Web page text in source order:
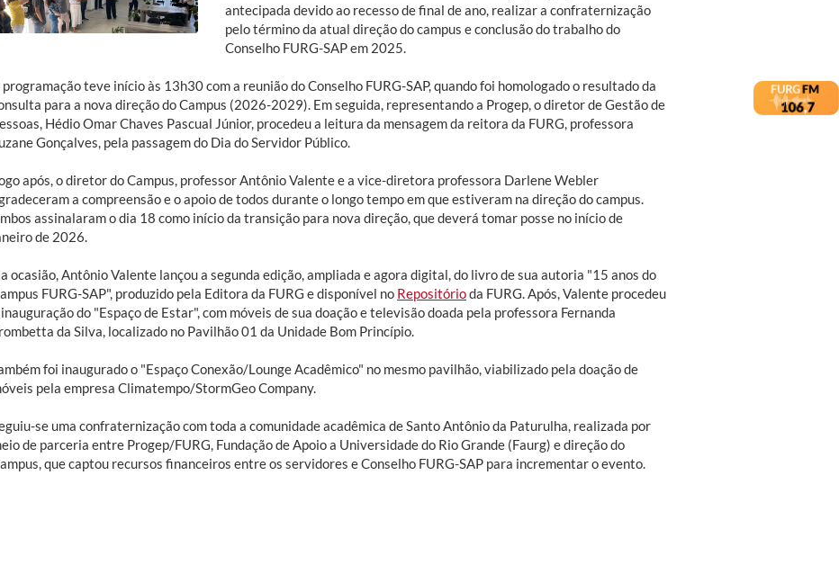
antecipada devido ao recesso de final de ano, realizar a confraternização
pelo término da atual direção do campus e conclusão do trabalho do
Conselho FURG-SAP em 2025.
programação teve início às 13h30 com a reunião do Conselho FURG-SAP, quando foi homologado o resultado da
para a nova direção do Campus (2026-2029). Em seguida, representando a Progep, o diretor de Gestão de
Hédio Omar Chaves Pascual Júnior, procedeu a leitura da mensagem da reitora da FURG, professora
Gonçalves, pela passagem do Dia do Servidor Público.
após, o diretor do Campus, professor Antônio Valente e a vice-diretora professora Darlene Webler
a compreensão e o apoio de todos durante o longo tempo em que estiveram na direção do campus.
assinalaram o dia 18 como início da transição para nova direção, que deverá tomar posse no início de
de 2026.
ocasião, Antônio Valente lançou a segunda edição, ampliada e agora digital, do livro de sua autoria "15 anos do
FURG-SAP", produzido pela Editora da FURG e disponível no Repositórioda FURG. Após, Valente procedeu
do "Espaço de Estar", com móveis de sua doação e televisão doada pela professora Fernanda
da Silva, localizado no Pavilhão 01 da Unidade Bom Princípio.
foi inaugurado o "Espaço Conexão/Lounge Acadêmico" no mesmo pavilhão, viabilizado pela doação de
pela empresa Climatempo/StormGeo Company.
se uma confraternização com toda a comunidade acadêmica de Santo Antônio da Paturulha, realizada por
de parceria entre Progep/FURG, Fundação de Apoio a Universidade do Rio Grande (Faurg) e direção do
que captou recursos financeiros entre os servidores e Conselho FURG-SAP para incrementar o evento.